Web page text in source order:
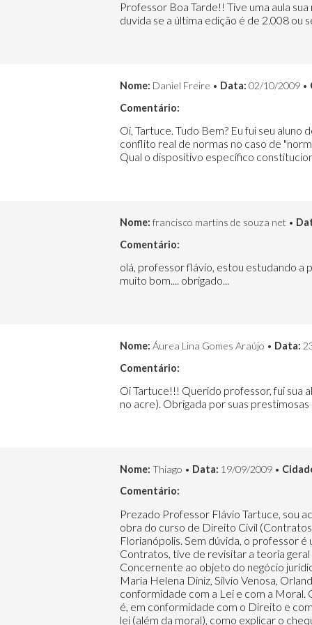
Professor Boa Tarde!! Tive uma aula
duvida se a última edição é de 2.008 ou
Nome: Daniel Freire • Data: 02/10/2009 •
Comentário:
Oi, Tartuce. Tudo Bem? Eu fui seu
conflito real de normas no caso de
Qual o dispositivo específico
Nome: francisco martins de souza net •
Comentário:
olá, professor flávio, estou estudando a
muito bom.... obrigado...
Nome: Áurea Lina Gomes Araújo • Data:
Comentário:
Oi Tartuce!!! Querido professor, fui sua
no acre). Obrigada por suas
Nome: Thiago • Data: 19/09/2009 •
Comentário:
Prezado Professor Flávio Tartuce, sou
obra do curso de Direito Civil
Florianópolis. Sem dúvida, o professor
Contratos, tive de revisitar a teoria geral
Concernente ao objeto do negócio
Maria Helena Diniz, Silvio Venosa,
conformidade com a Lei e com a Moral.
é, em conformidade com o Direito e
lei (além da moral), como explicar o